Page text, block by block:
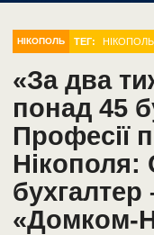
НІКОПОЛЬ ТЕГ: НІКОПОЛЬ
«За два
понад 45
Професії
Нікополя:
бухгалтер
«Домком-